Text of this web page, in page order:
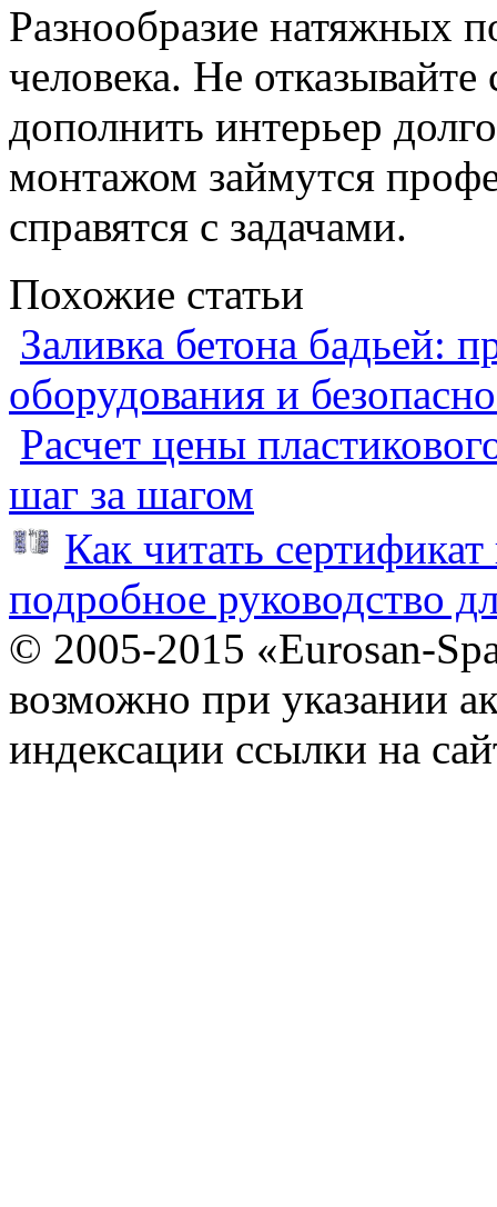
Разнообразие натяжных
человека. Не отказывайте
дополнить интерьер
монтажом займутся
справятся с задачами.
Похожие статьи
Заливка бетона бадьей:
оборудования и
Расчет цены
шаг за шагом
Как читать
подробное руководство
© 2005-2015 «Eurosan-
возможно при указании
индексации ссылки на